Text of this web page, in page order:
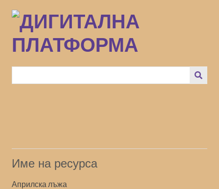
към
основното
съдържание
Име на ресурса
Априлска лъжа